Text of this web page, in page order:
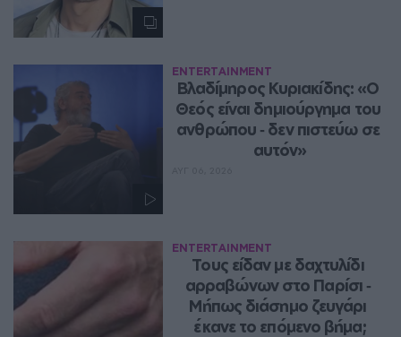
ENTERTAINMENT
Βλαδίμηρος Κυριακίδης: «Ο
Θεός είναι δημιούργημα του
ανθρώπου ‑ δεν πιστεύω σε
αυτόν»
ENTERTAINMENT
Τους είδαν με δαχτυλίδι
αρραβώνων στο Παρίσι ‑
Μήπως διάσημο ζευγάρι
έκανε το επόμενο βήμα;